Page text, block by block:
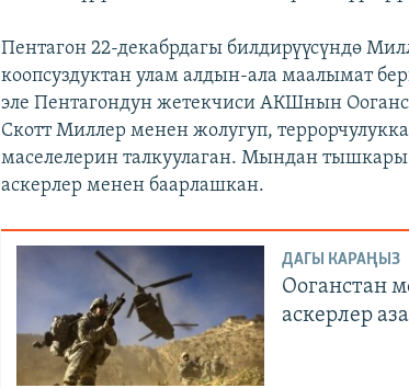
Пентагон 22-декабрдагы билдирүүсүндө
коопсуздуктан улам алдын-ала маалымат
эле Пентагондун жетекчиси АКШнын
Скотт Миллер менен жолугуп,
маселелерин талкуулаган. Мындан
аскерлер менен баарлашкан.
ДАГЫ КАРАҢЫЗ
Ооганстан
аскерлер